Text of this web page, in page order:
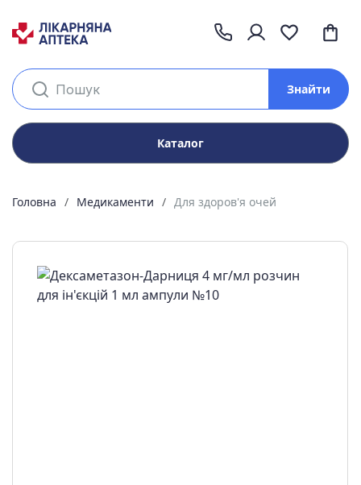
Каталог
Знайти
Головна Медикаменти Для здоров'я очей